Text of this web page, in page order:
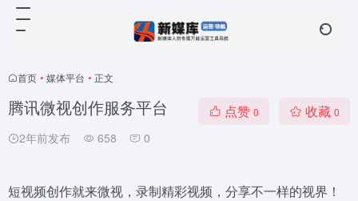
首页 • 媒体平台 • 正文
腾讯微视创作服务平台
2年前发布 658 0
点赞 0 收藏 0
短视频创作就来微视，录制精彩视频，分享不一样的视界！